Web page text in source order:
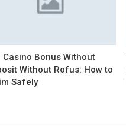
Casino Bonus Without
Without Rofus: How to
Safely